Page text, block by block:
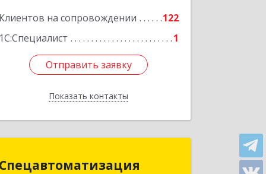
Клиентов на сопровождении
122
1С:Специалист
1
Отправить заявку
Показать контакты
Отправить заявку
Назад
Спецавтоматизация